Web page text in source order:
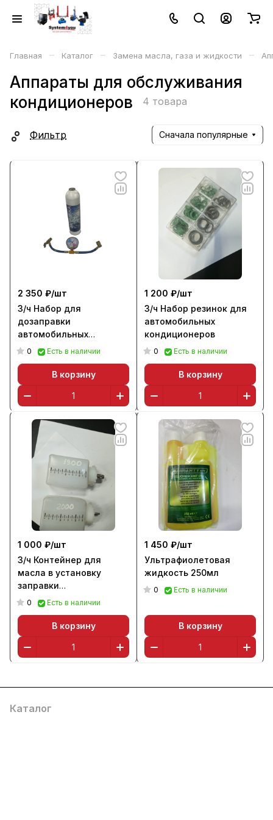
Главная – Каталог – Замена масла, газа и жидкости –
Аппараты для обслуживания
кондиционеров
4 товара
Фильтр Сначала популярные
2 350 ₽/шт
З/ч Набор для
дозаправки
автомобильных
кондиционеров
0 Есть в наличии
В корзину
1 200 ₽/шт
З/ч Набор резинок для
автомобильных
кондиционеров
0 Есть в наличии
В корзину
1 000 ₽/шт
З/ч Контейнер для
масла в установку
заправки
автокондиционирования
0 Есть в наличии
В корзину
1 450 ₽/шт
Ультрафиолетовая
жидкость 250мл
0 Есть в наличии
В корзину
Каталог